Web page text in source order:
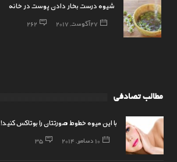
شیوه درست بخار دادن پوست در خانه
27 آگوست, 2017 262
مطالب تصادفی
با این میوه خطوط صورتتان را بوتاکس کنید!
10 دسامبر, 2014 35